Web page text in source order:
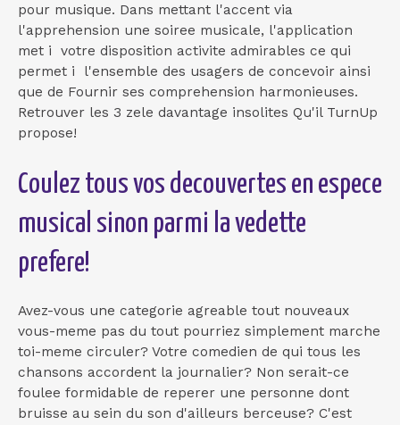
pour musique. Dans mettant l'accent via
l'apprehension une soiree musicale, l'application
met i votre disposition activite admirables ce qui
permet i l'ensemble des usagers de concevoir ainsi
que de Fournir ses comprehension harmonieuses.
Retrouver les 3 zele davantage insolites Qu'il TurnUp
propose!
Coulez tous vos decouvertes en espece
musical sinon parmi la vedette
prefere!
Avez-vous une categorie agreable tout nouveaux
vous-meme pas du tout pourriez simplement marche
toi-meme circuler? Votre comedien de qui tous les
chansons accordent la journalier? Non serait-ce
foulee formidable de reperer une personne dont
bruisse au sein du son d'ailleurs berceuse? C'est